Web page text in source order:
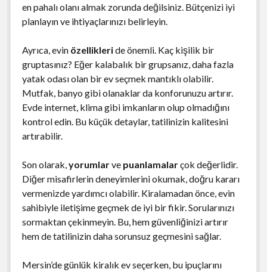
en pahalı olanı almak zorunda değilsiniz. Bütçenizi iyi
planlayın ve ihtiyaçlarınızı belirleyin.
Ayrıca, evin özellikleride önemli. Kaç kişilik bir
gruptasınız? Eğer kalabalık bir grupsanız, daha fazla
yatak odası olan bir ev seçmek mantıklı olabilir.
Mutfak, banyo gibi olanaklar da konforunuzu artırır.
Evde internet, klima gibi imkanların olup olmadığını
kontrol edin. Bu küçük detaylar, tatilinizin kalitesini
artırabilir.
Son olarak,yorumlarve puanlamalarçok değerlidir.
Diğer misafirlerin deneyimlerini okumak, doğru kararı
vermenizde yardımcı olabilir. Kiralamadan önce, evin
sahibiyle iletişime geçmek de iyi bir fikir. Sorularınızı
sormaktan çekinmeyin. Bu, hem güvenliğinizi artırır
hem de tatilinizin daha sorunsuz geçmesini sağlar.
Mersin’de günlük kiralık ev seçerken, bu ipuçlarını